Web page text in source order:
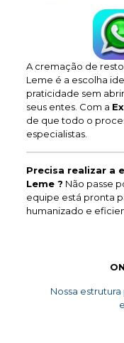
A cremação de
Leme é a escolha
praticidade sem
seus entes. Com a
de que todo o
especialistas.
Precisa realizar a
Leme ? Não passe
equipe está pronta
humanizado e
Nossa